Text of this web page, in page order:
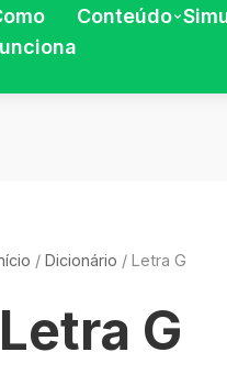
Conteúdo
/ Dicionário / Letra G
Letra G